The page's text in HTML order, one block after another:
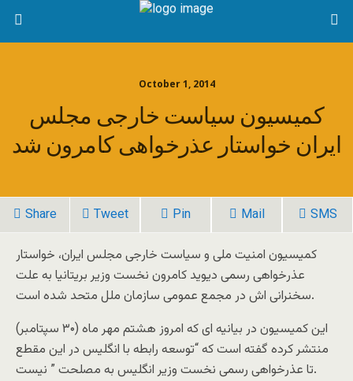
October 1, 2014
کمیسیون سیاست خارجی مجلس
ایران خواستار عذرخواهی کامرون شد
Share Tweet Pin Mail SMS
کمیسیون امنیت ملی و سیاست خارجی مجلس ایران، خواستار
عذرخواهی رسمی دیوید کامرون نخست وزیر بریتانیا به علت
سخنرانی اش در مجمع عمومی سازمان ملل متحد شده است.
این کمیسیون در بیانیه ای که امروز هشتم مهر ماه (۳۰ سپتامبر)
منتشر کرده گفته است که “توسعه رابطه با انگلیس در این مقطع
تا عذرخواهی رسمی نخست وزیر انگلیس به مصلحت ” نیست.